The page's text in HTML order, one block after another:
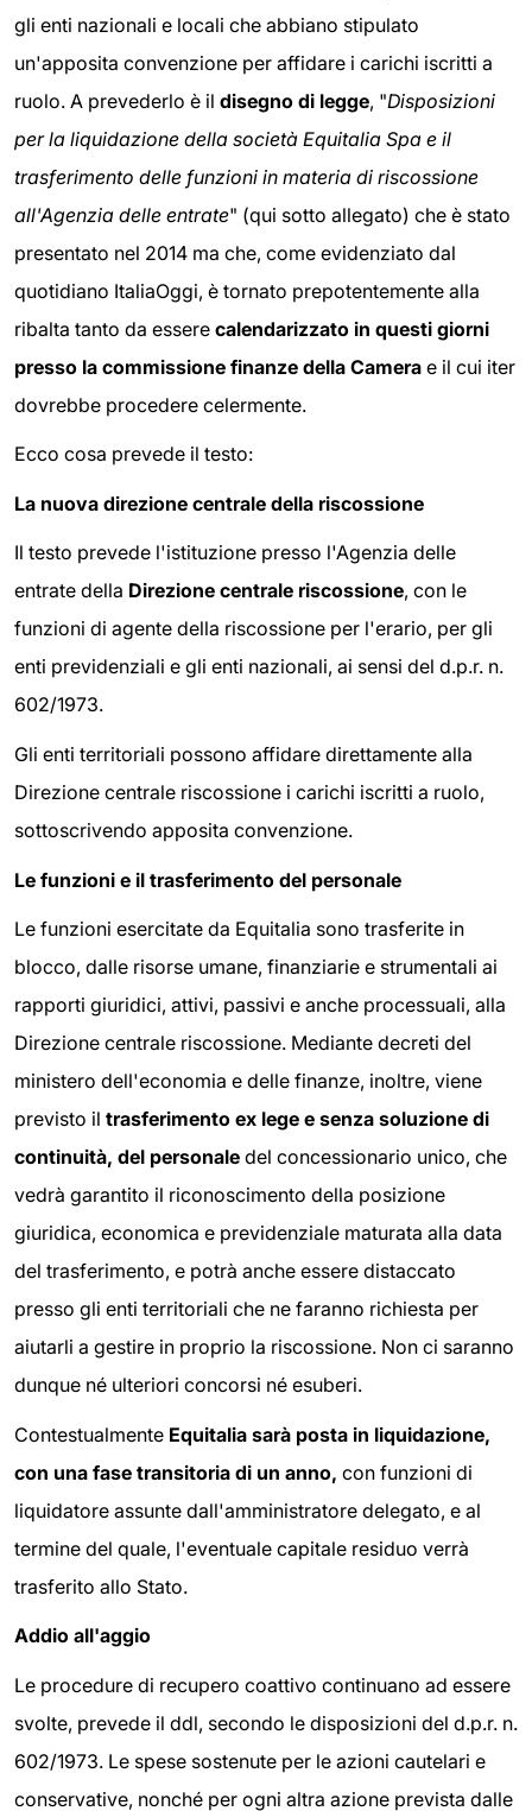
gli enti nazionali e locali che abbiano stipulato
un'apposita convenzione per affidare i carichi iscritti a
ruolo. A prevederlo è il disegno di legge, "Disposizioni
per la liquidazione della società Equitalia Spa e il
trasferimento delle funzioni in materia di riscossione
all'Agenzia delle entrate" (qui sotto allegato) che è stato
presentato nel 2014 ma che, come evidenziato dal
quotidiano ItaliaOggi, è tornato prepotentemente alla
ribalta tanto da essere calendarizzato in questi giorni
presso la commissione finanze della Camera e il cui iter
dovrebbe procedere celermente.
Ecco cosa prevede il testo:
La nuova direzione centrale della riscossione
Il testo prevede l'istituzione presso l'Agenzia delle
entrate della Direzione centrale riscossione, con le
funzioni di agente della riscossione per l'erario, per gli
enti previdenziali e gli enti nazionali, ai sensi del d.p.r. n.
602/1973.
Gli enti territoriali possono affidare direttamente alla
Direzione centrale riscossione i carichi iscritti a ruolo,
sottoscrivendo apposita convenzione.
Le funzioni e il trasferimento del personale
Le funzioni esercitate da Equitalia sono trasferite in
blocco, dalle risorse umane, finanziarie e strumentali ai
rapporti giuridici, attivi, passivi e anche processuali, alla
Direzione centrale riscossione. Mediante decreti del
ministero dell'economia e delle finanze, inoltre, viene
previsto il trasferimento ex lege e senza soluzione di
continuità, del personale del concessionario unico, che
vedrà garantito il riconoscimento della posizione
giuridica, economica e previdenziale maturata alla data
del trasferimento, e potrà anche essere distaccato
presso gli enti territoriali che ne faranno richiesta per
aiutarli a gestire in proprio la riscossione. Non ci saranno
dunque né ulteriori concorsi né esuberi.
Contestualmente Equitalia sarà posta in liquidazione,
con una fase transitoria di un anno, con funzioni di
liquidatore assunte dall'amministratore delegato, e al
termine del quale, l'eventuale capitale residuo verrà
trasferito allo Stato.
Addio all'aggio
Le procedure di recupero coattivo continuano ad essere
svolte, prevede il ddl, secondo le disposizioni del d.p.r. n.
602/1973. Le spese sostenute per le azioni cautelari e
conservative, nonché per ogni altra azione prevista dalle